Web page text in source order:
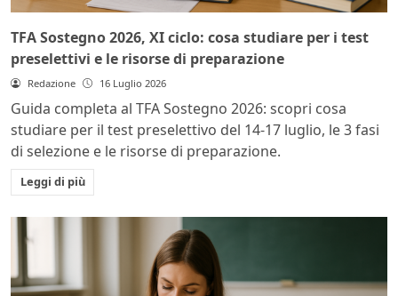
TFA Sostegno 2026, XI ciclo: cosa studiare per i test
preselettivi e le risorse di preparazione
Redazione 16 Luglio 2026
Guida completa al TFA Sostegno 2026: scopri cosa
studiare per il test preselettivo del 14-17 luglio, le 3 fasi
di selezione e le risorse di preparazione.
Leggi di più